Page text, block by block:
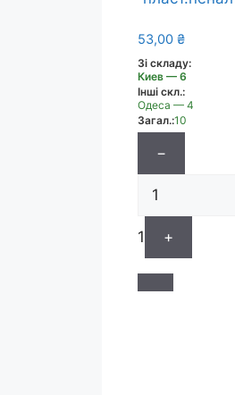
53,00 ₴
Зі складу:
Киев — 6
Інші скл.:
Одеса — 4
Загал.:10
−
1 +